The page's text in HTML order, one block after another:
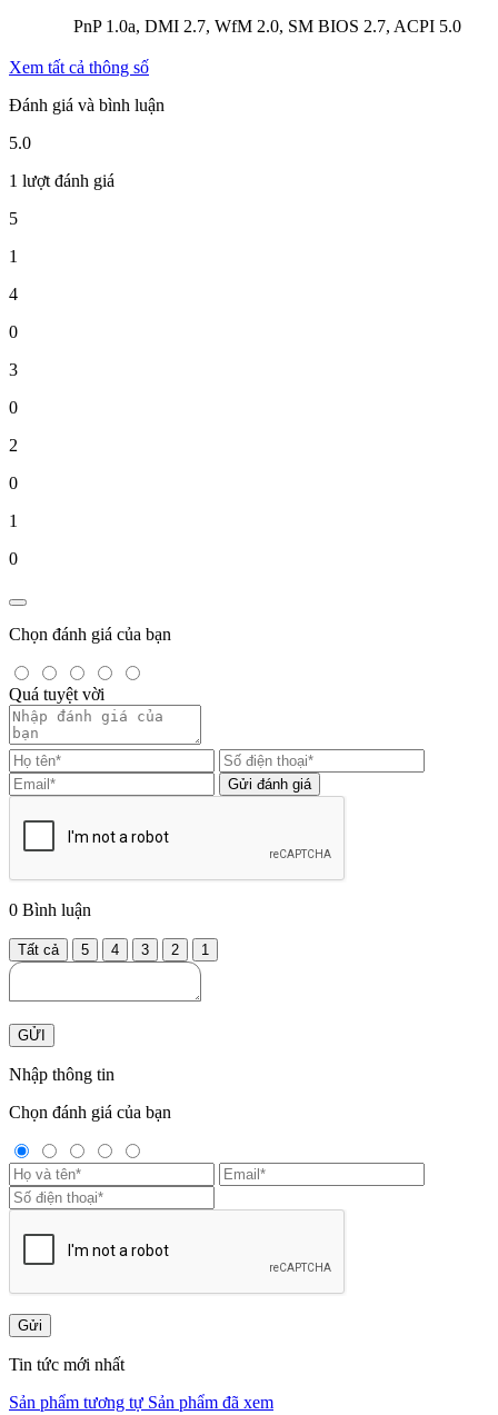
PnP 1.0a, DMI 2.7, WfM 2.0, SM BIOS 2.7, ACPI 5.0
Xem tất cả thông số
Đánh giá và bình luận
5.0
1 lượt đánh giá
5
1
4
0
3
0
2
0
1
0
Chọn đánh giá của bạn
Quá tuyệt vời
Gửi đánh giá
0 Bình luận
Tất cả 5 4 3 2 1
GỬI
Nhập thông tin
Chọn đánh giá của bạn
Gửi
Tin tức mới nhất
Sản phẩm tương tự Sản phẩm đã xem